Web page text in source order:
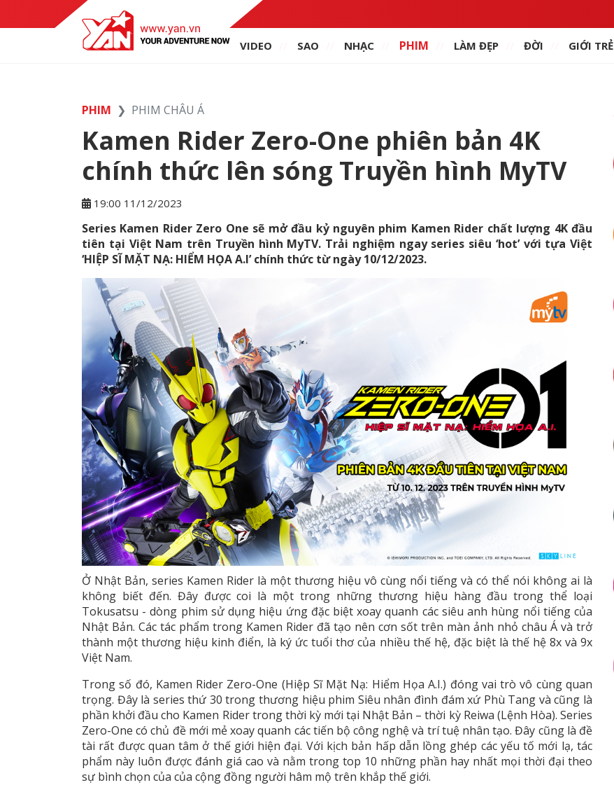
VIDEO SAO NHẠC PHIM LÀM ĐẸP ĐỜI GIỚI TRẺ
PHIM PHIM CHÂU Á
Kamen Rider Zero-One phiên bản 4K
chính thức lên sóng Truyền hình MyTV
19:00 11/12/2023
Series Kamen Rider Zero One sẽ mở đầu kỷ nguyên phim Kamen Rider chất lượng 4K đầu
tiên tại Việt Nam trên Truyền hình MyTV. Trải nghiệm ngay series siêu ‘hot’ với tựa Việt
‘HIỆP SĨ MẶT NẠ: HIỂM HỌA A.I’ chính thức từ ngày 10/12/2023.
Ở Nhật Bản, series Kamen Rider là một thương hiệu vô cùng nổi tiếng và có thể nói không ai là
không biết đến. Đây được coi là một trong những thương hiệu hàng đầu trong thể loại
Tokusatsu - dòng phim sử dụng hiệu ứng đặc biệt xoay quanh các siêu anh hùng nổi tiếng của
Nhật Bản. Các tác phẩm trong Kamen Rider đã tạo nên cơn sốt trên màn ảnh nhỏ châu Á và trở
thành một thương hiệu kinh điển, là ký ức tuổi thơ của nhiều thế hệ, đặc biệt là thế hệ 8x và 9x
Việt Nam.
Trong số đó, Kamen Rider Zero-One (Hiệp Sĩ Mặt Nạ: Hiểm Họa A.I.) đóng vai trò vô cùng quan
trọng. Đây là series thứ 30 trong thương hiệu phim Siêu nhân đình đám xứ Phù Tang và cũng là
phần khởi đầu cho Kamen Rider trong thời kỳ mới tại Nhật Bản – thời kỳ Reiwa (Lệnh Hòa). Series
Zero-One có chủ đề mới mẻ xoay quanh các tiến bộ công nghệ và trí tuệ nhân tạo. Đây cũng là đề
tài rất được quan tâm ở thế giới hiện đại. Với kịch bản hấp dẫn lồng ghép các yếu tố mới lạ, tác
phẩm này luôn được đánh giá cao và nằm trong top 10 những phần hay nhất mọi thời đại theo
sự bình chọn của của cộng đồng người hâm mộ trên khắp thế giới.